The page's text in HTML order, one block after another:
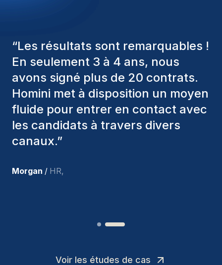
“Les consultants Homini ont
toujours pris en considération
divers critères pour nous proposer
les bons candidats. Ceux que
nous avons recrutés sont toujours
parmi nous, et personnellement, je
suis très satisfait des nouvelles
Voir les études de cas